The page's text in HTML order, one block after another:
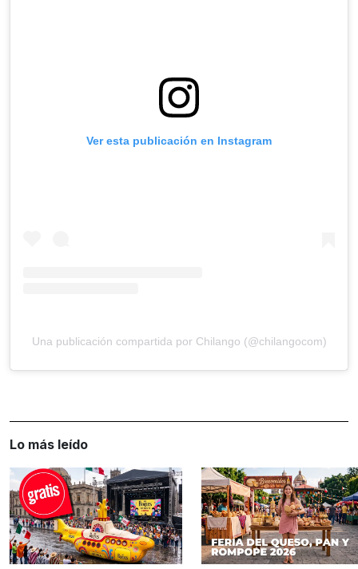
Ver esta publicación en Instagram
Una publicación compartida por Chilango (@chilangocom)
Lo más leído